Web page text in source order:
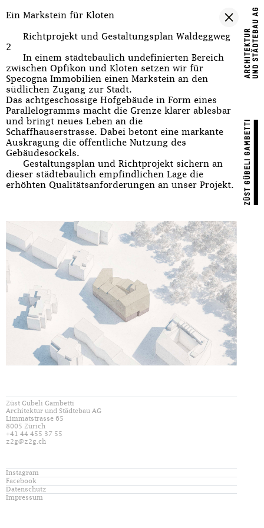
Ein Markstein für Kloten
Richtprojekt und Gestaltungsplan Waldeggweg
2
In einem städtebaulich undefinierten Bereich
zwischen Opfikon und Kloten setzen wir für
Specogna Immobilien einen Markstein an den
südlichen Zugang zur Stadt.
Das achtgeschossige Hofgebäude in Form eines
Parallelogramms macht die Grenze klarer ablesbar
und bringt neues Leben an die
Schaffhauserstrasse. Dabei betont eine markante
Auskragung die öffentliche Nutzung des
Gebäudesockels.
Gestaltungsplan und Richtprojekt sichern an
dieser städtebaulich empfindlichen Lage die
erhöhten Qualitätsanforderungen an unser Projekt.
Züst Gübeli Gambetti
Architektur und Städtebau AG
Limmatstrasse 65
8005 Zürich
+41 44 455 37 55
z2g@z2g.ch
Instagram
Facebook
Datenschutz
Impressum